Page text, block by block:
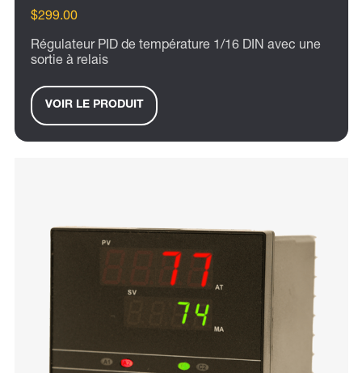
$299.00
Régulateur PID de température 1/16 DIN avec une
sortie à relais
VOIR LE PRODUIT